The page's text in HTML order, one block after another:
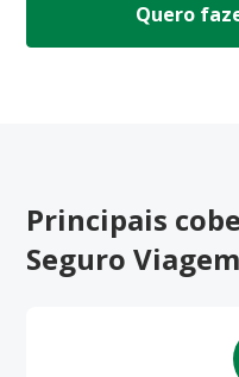
Quero
Principais
Seguro